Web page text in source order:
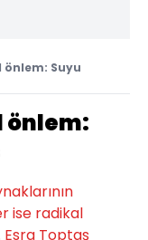
Suyu
ise radikal
Toptaş